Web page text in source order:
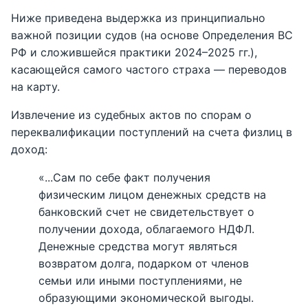
Ниже приведена выдержка из принципиально
важной позиции судов (на основе Определения ВС
РФ и сложившейся практики 2024–2025 гг.),
касающейся самого частого страха — переводов
на карту.
Извлечение из судебных актов по спорам о
переквалификации поступлений на счета физлиц в
доход:
«...Сам по себе факт получения
физическим лицом денежных средств на
банковский счет не свидетельствует о
получении дохода, облагаемого НДФЛ.
Денежные средства могут являться
возвратом долга, подарком от членов
семьи или иными поступлениями, не
образующими экономической выгоды.